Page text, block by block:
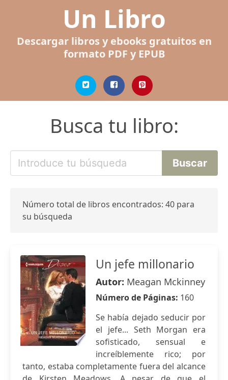
Un Libro
Descargar libros y ebooks gratuitos en
formato PDF y EPUB
Busca tu libro:
Número total de libros encontrados: 40 para
su búsqueda
Un jefe millonario
Autor: Meagan Mckinney
Número de Páginas: 160
Se había dejado seducir por
el jefe... Seth Morgan era
sofisticado, sensual e
increíblemente rico; por
tanto, estaba completamente fuera del alcance